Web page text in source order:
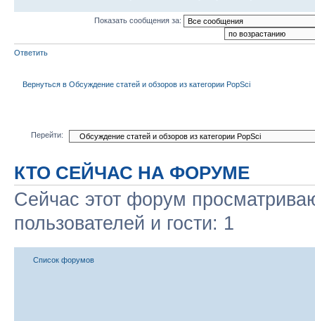
Показать сообщения за:
Ответить
Вернуться в Обсуждение статей и обзоров из категории PopSci
Перейти:
КТО СЕЙЧАС НА ФОРУМЕ
Сейчас этот форум
пользователей и гости: 1
Список форумов